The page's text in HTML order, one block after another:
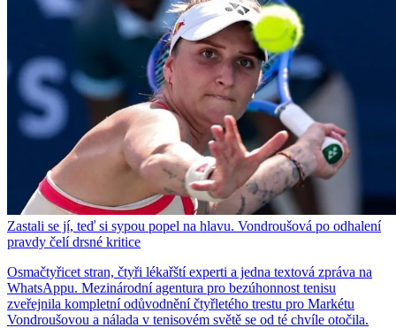
Zastali se jí, teď si sypou popel na hlavu. Vondroušová po odhalení
pravdy čelí drsné kritice
Osmačtyřicet stran, čtyři lékařští experti a jedna textová zpráva na
WhatsAppu. Mezinárodní agentura pro bezúhonnost tenisu
zveřejnila kompletní odůvodnění čtyřletého trestu pro Markétu
Vondroušovou a nálada v tenisovém světě se od té chvíle otočila.